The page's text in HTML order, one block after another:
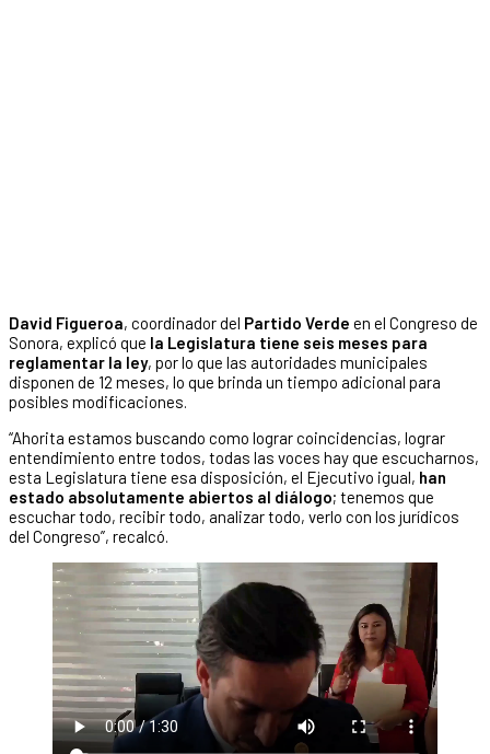
David Figueroa, coordinador del Partido Verde en el Congreso de
Sonora, explicó que la Legislatura tiene seis meses para
reglamentar la ley, por lo que las autoridades municipales
disponen de 12 meses, lo que brinda un tiempo adicional para
posibles modificaciones.
“Ahorita estamos buscando como lograr coincidencias, lograr
entendimiento entre todos, todas las voces hay que escucharnos,
esta Legislatura tiene esa disposición, el Ejecutivo igual, han
estado absolutamente abiertos al diálogo; tenemos que
escuchar todo, recibir todo, analizar todo, verlo con los jurídicos
del Congreso”, recalcó.